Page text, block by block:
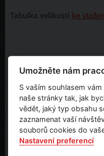
Tabulka velikostí ke
O výrobci/
Bucharova 2657/12
Building C 4th floor
158 00 Praha 5
Česká republika
Umožněte nám
S vaším souhlasem
naše stránky tak, jak
vědět, jaký typ obsahu
zaznamenat vaší
souborů cookies do
Nastavení preferencí